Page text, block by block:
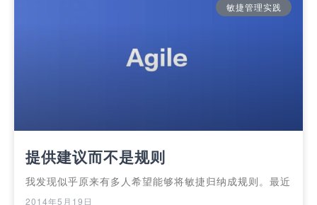
敏捷管理实践
提供建议而不是规则
我发现似乎原来有多人希望能够将敏捷归纳成规则。最近
2014年5月19日